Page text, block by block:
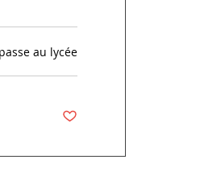
au lycée